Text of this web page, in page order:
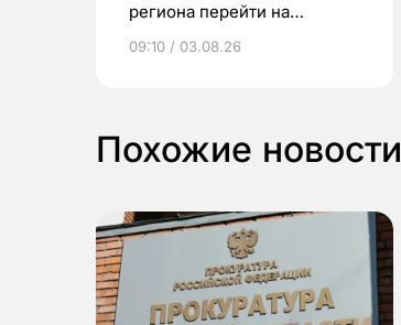
региона перейти на
выиграть призы
09:10 / 03.08.26
Похожие новости